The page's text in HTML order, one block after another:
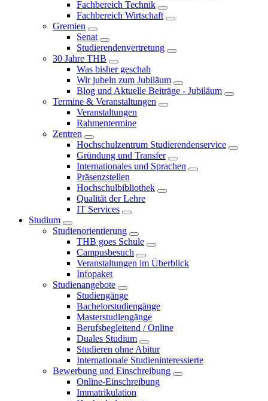
Fachbereich Technik
Fachbereich Wirtschaft
Gremien
Senat
Studierendenvertretung
30 Jahre THB
Was bisher geschah
Wir jubeln zum Jubiläum
Blog und Aktuelle Beiträge - Jubiläum
Termine & Veranstaltungen
Veranstaltungen
Rahmentermine
Zentren
Hochschulzentrum Studierendenservice
Gründung und Transfer
Internationales und Sprachen
Präsenzstellen
Hochschulbibliothek
Qualität der Lehre
IT Services
Studium
Studienorientierung
THB goes Schule
Campusbesuch
Veranstaltungen im Überblick
Infopaket
Studienangebote
Studiengänge
Bachelorstudiengänge
Masterstudiengänge
Berufsbegleitend / Online
Duales Studium
Studieren ohne Abitur
Internationale Studieninteressierte
Bewerbung und Einschreibung
Online-Einschreibung
Immatrikulation